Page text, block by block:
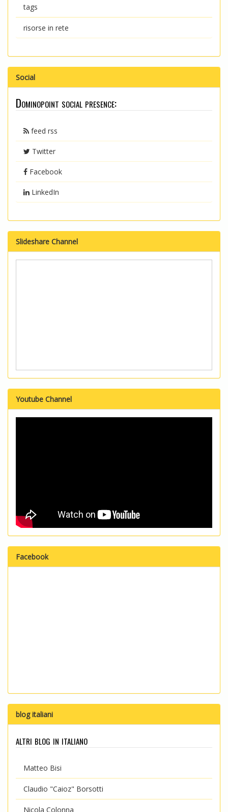
tags
risorse in rete
Social
Dominopoint social presence:
feed rss
Twitter
Facebook
LinkedIn
Slideshare Channel
Youtube Channel
Facebook
blog italiani
altri blog in italiano
Matteo Bisi
Claudio "Caioz" Borsotti
Nicola Colonna